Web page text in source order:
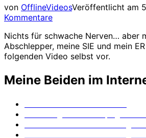
von OfflineVideosVeröffentlicht am
Kommentare
Nichts für schwache Nerven… aber
Abschlepper, meine SIE und mein
folgenden Video selbst vor.
Meine Beiden im